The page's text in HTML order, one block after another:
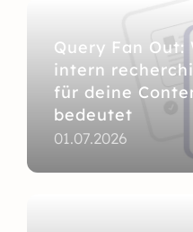
Query Fan
intern
für deine
bedeutet
01.07.2026